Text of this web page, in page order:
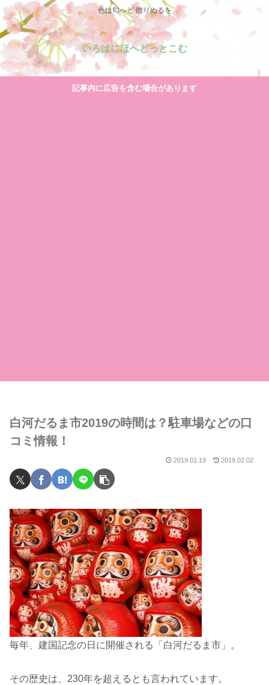
色は匂へど 散りぬるを
いろはにほへどっとこむ
記事内に広告を含む場合があります
白河だるま市2019の時間は？駐車場などの口
コミ情報！
2019.01.19 2019.02.02
毎年、建国記念の日に開催される「白河だるま市」。
その歴史は、230年を超えるとも言われています。